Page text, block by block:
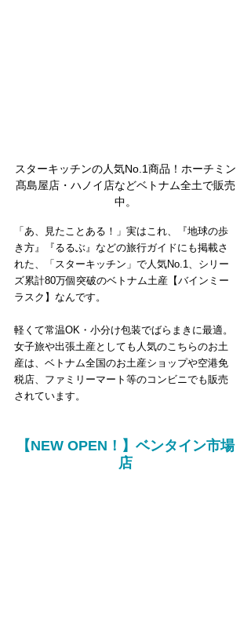
スターキッチンの人気No.1商品！ホーチミン
髙島屋店・ハノイ店などベトナム全土で販売
中。
「あ、見たことある！」実はこれ、『地球の歩
き方』『るるぶ』などの旅行ガイドにも掲載さ
れた、「スターキッチン」で人気No.1、シリー
ズ累計80万個突破のベトナム土産【バインミー
ラスク】なんです。
軽くて常温OK・小分け包装でばらまきに最適。
女子旅や出張土産としても人気のこちらのお土
産は、ベトナム全国のお土産ショップや空港免
税店、ファミリーマート等のコンビニでも販売
されています。
【NEW OPEN！】ベンタイン市場
店